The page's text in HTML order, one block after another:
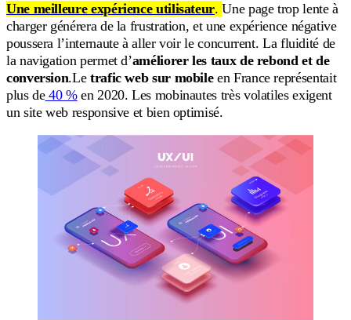
Une meilleure expérience utilisateur.Une page trop lente à
charger générera de la frustration, et une expérience négative
poussera l’internaute à aller voir le concurrent. La fluidité de
la navigation permet d’améliorer les taux de rebond et de
conversion.Letrafic web sur mobileen France représentait
plus de40 %en 2020. Les mobinautes très volatiles exigent
un site web responsive et bien optimisé.